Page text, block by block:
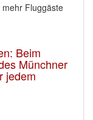
Fluggäste
Beim
Münchner
jedem